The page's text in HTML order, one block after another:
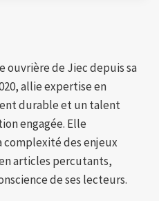
ouvrière de Jiec depuis sa
allie expertise en
durable et un talent
engagée. Elle
complexité des enjeux
articles percutants,
de ses lecteurs.